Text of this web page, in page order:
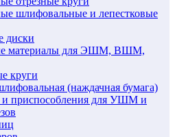
шлифовальные и лепестковые
диски
материалы для ЭШМ, ВШМ,
круги
(наждачная бумага)
и приспособления для УШМ и